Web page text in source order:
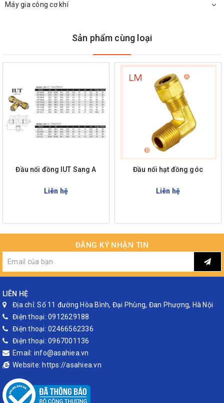
Máy gia công cơ khí
Sản phẩm cùng loại
Đầu nối đồng IUT Sang A
Liên hệ
Đầu nối hạt đồng góc
Liên hệ
ĐĂNG KÝ NHẬN TIN
LIÊN HỆ
Địa chỉ: Số 11 đường Hòa Bình, Đại Phùng, Đan Phượng, Hà Nội
Điện thoại: 0912629188
Điện thoại: 02466562336
Điện thoại: 0967001136
Email: info@asahiea.vn
Website: https://asahiea.vn